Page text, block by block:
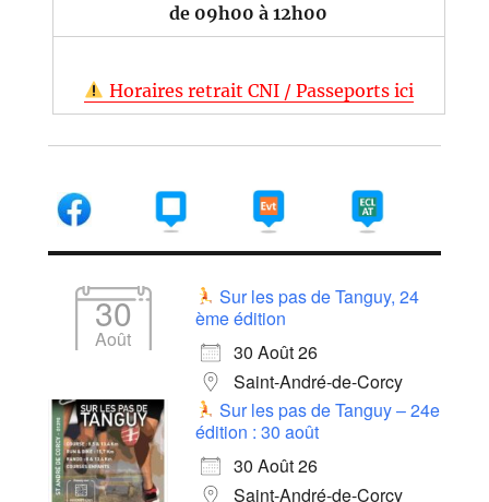
de 09h00 à 12h00
Horaires retrait CNI / Passeports ici
30
Août
Sur les pas de Tanguy, 24
ème édition
30 Août 26
Saint-André-de-Corcy
Sur les pas de Tanguy – 24e
édition : 30 août
30 Août 26
Saint-André-de-Corcy